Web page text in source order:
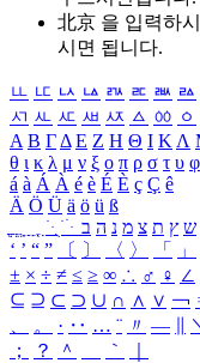
北京 을 입력하
시면 됩니다.
ㅥ ㅦ ㅧ ㅨ ㅩ ㅪ ㅫ ㅬ
ㅺ ㅻ ㅼ ㅽ ㅾ ㅿ ㆀ ㆁ
Α Β ΓΔ Ε Ζ Η Θ Ι ΚΛ
θ ι κ λ μ ν ξ ο π ρ σ τ υ φ
á à Á À é è É È ç Ç ê
Ä Ö Ü ä ö ü ß
ִֶֹ ֻּ ׁׂ ש ץ ת צ מ נ ה ב
‘ ’ “ ” 〔 〕 〈 〉 「 」
± × ÷ ≠ ≤ ≥ ∞ ∴ ♂ ♀ ∠
⊆ ⊇ ⊂ ⊃ ∪ ∩ ∧ ∨ ￢
、
。 · ‥ … ¨ 〃 ―
；
？ ＾ ｀